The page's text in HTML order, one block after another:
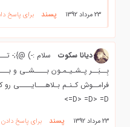
23 مرداد 1392 پسند برای پاسخ
ديانا سكوت
سلام :-) @};-
بِــبَــر پـشـیـمـون بــــشـی و
=D> =D> =D>
23 مرداد 1392 پسند برای پاسخ